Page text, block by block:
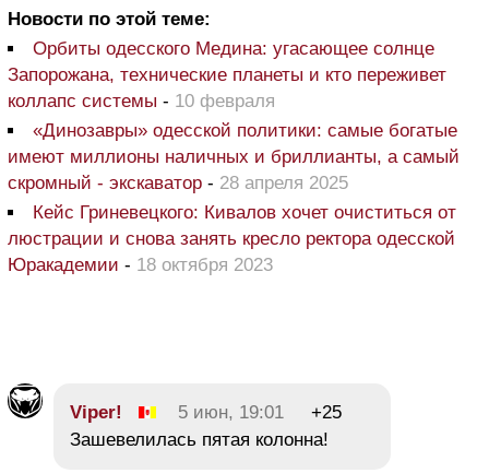
Новости по этой теме:
Орбиты одесского Медина: угасающее солнце
Запорожана, технические планеты и кто переживет
коллапс системы - 10 февраля
«Динозавры» одесской политики: самые богатые
имеют миллионы наличных и бриллианты, а самый
скромный - экскаватор - 28 апреля 2025
Кейс Гриневецкого: Кивалов хочет очиститься от
люстрации и снова занять кресло ректора одесской
Юракадемии - 18 октября 2023
Viper! 5 июн, 19:01
+25
Зашевелилась пятая колонна!